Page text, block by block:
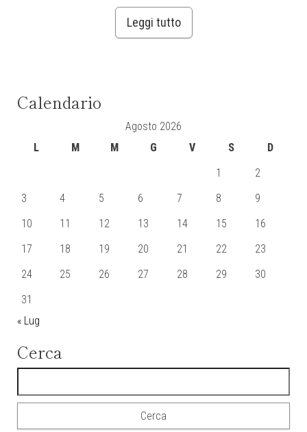
Leggi tutto
Calendario
Agosto 2026
L
M M G V S
D
1
2
3
4 5 6 7 8
9
10
11 12 13 14 15
16
17
18 19 20 21 22
23
24
25 26 27 28 29
30
31
« Lug
Cerca